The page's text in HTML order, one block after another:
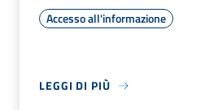
Accesso all'informazione
LEGGI DI PIÙ